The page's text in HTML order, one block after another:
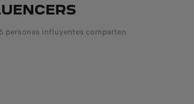
personas influyentes comparten